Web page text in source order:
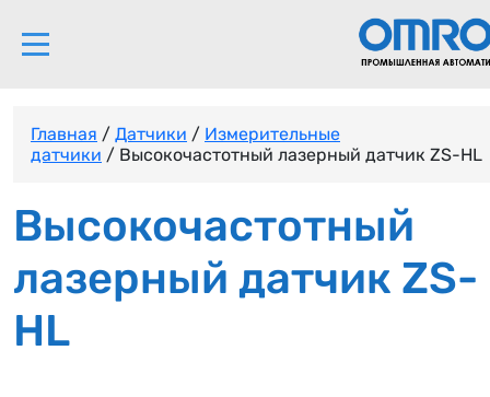
Главная / Датчики / Измерительные
датчики / Высокочастотный лазерный датчик ZS-HL
Высокочастотный
лазерный датчик ZS-
HL